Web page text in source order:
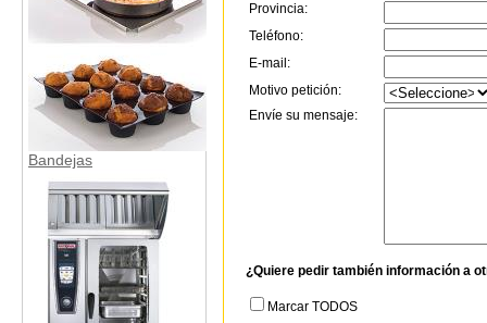
Bandejas
Provincia:
Teléfono:
E-mail:
Motivo petición:
Envíe su mensaje:
¿Quiere pedir también información a
Marcar TODOS